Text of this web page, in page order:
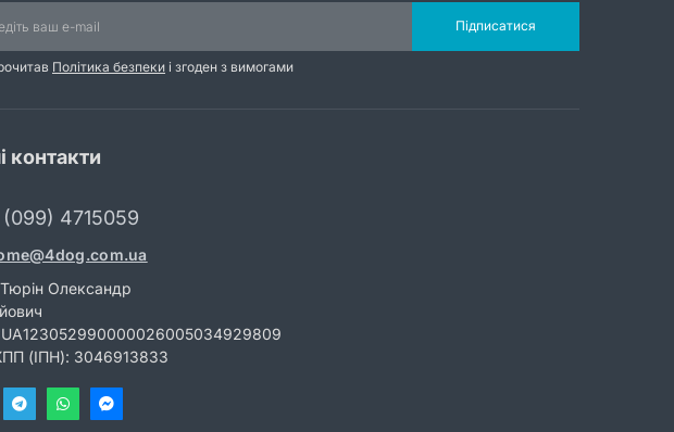
Підписатися
Політика безпеки і згоден з вимогами
контакти
4715059
Олександр
(ІПН): 3046913833